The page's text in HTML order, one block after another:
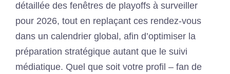
détaillée des fenêtres de playoffs à surveiller
pour 2026, tout en replaçant ces rendez-vous
dans un calendrier global, afin d’optimiser la
préparation stratégique autant que le suivi
médiatique. Quel que soit votre profil – fan de